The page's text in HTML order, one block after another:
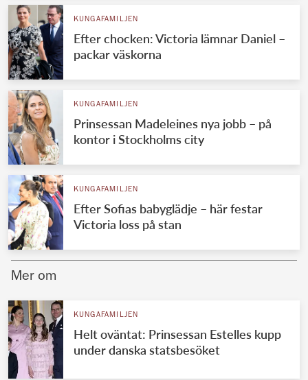
Danska kungahuset
Jordanska kungahuset
Luxemburgska storhertighuset
Japanska kejsarhuset
Thailändska kungahuset
Marockanska kungahuset
KUNGAFAMILJEN
Efter chocken: Victoria lämnar Daniel –
packar väskorna
KUNGAFAMILJEN
Prinsessan Madeleines nya jobb – på
kontor i Stockholms city
KUNGAFAMILJEN
Efter Sofias babyglädje – här festar
Victoria loss på stan
Mer om
KUNGAFAMILJEN
Helt oväntat: Prinsessan Estelles kupp
under danska statsbesöket